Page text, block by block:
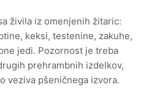
živila iz omenjenih žitaric:
keksi, testenine, zakuhe,
jedi. Pozornost je treba
prehrambnih izdelkov,
veziva pšeničnega izvora.